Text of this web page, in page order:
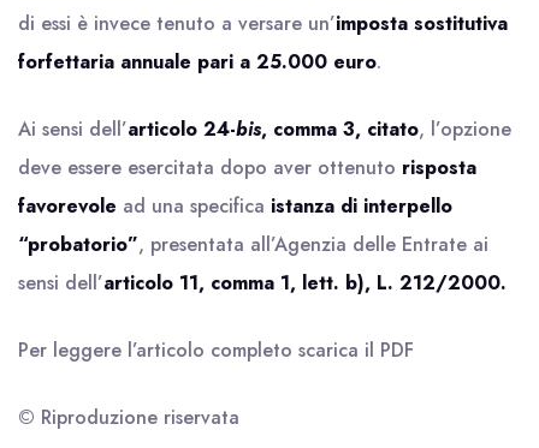
di essi è invece tenuto a versare un’imposta sostitutiva
forfettaria annuale pari a 25.000 euro.
Ai sensi dell’articolo 24-bis, comma 3, citato, l’opzione
deve essere esercitata dopo aver ottenuto risposta
favorevole ad una specifica istanza di interpello
“probatorio”, presentata all’Agenzia delle Entrate ai
sensi dell’articolo 11, comma 1, lett. b), L. 212/2000.
Per leggere l’articolo completo scarica il PDF
© Riproduzione riservata